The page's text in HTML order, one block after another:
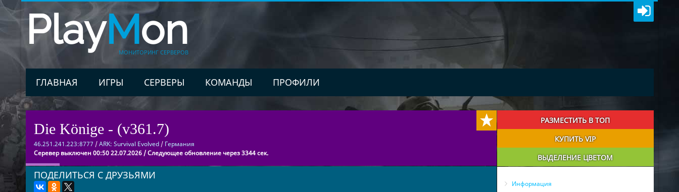
PlayMon
МОНИТОРИНГ СЕРВЕРОВ
ГЛАВНАЯ ИГРЫ СЕРВЕРЫ КОМАНДЫ ПРОФИЛИ
Die Könige - (v361.7)
46.251.241.223:8777 /ARK: Survival Evolved/ Германия
Серевер выключен 00:50 22.07.2026 / Следующее обновление через 3344 сек.
ПОДЕЛИТЬСЯ С ДРУЗЬЯМИ
РАЗМЕСТИТЬ В ТОП
КУПИТЬ VIP
ВЫДЕЛЕНИЕ ЦВЕТОМ
Информация